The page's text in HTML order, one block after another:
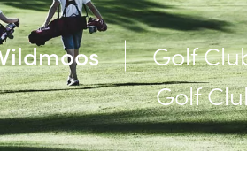
Golf
Golf